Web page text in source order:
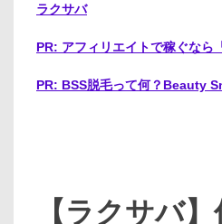
ラクサバ
PR: アフィリエイトで稼ぐなら
PR: BSS脱毛って何？Beauty
【ラクサバ